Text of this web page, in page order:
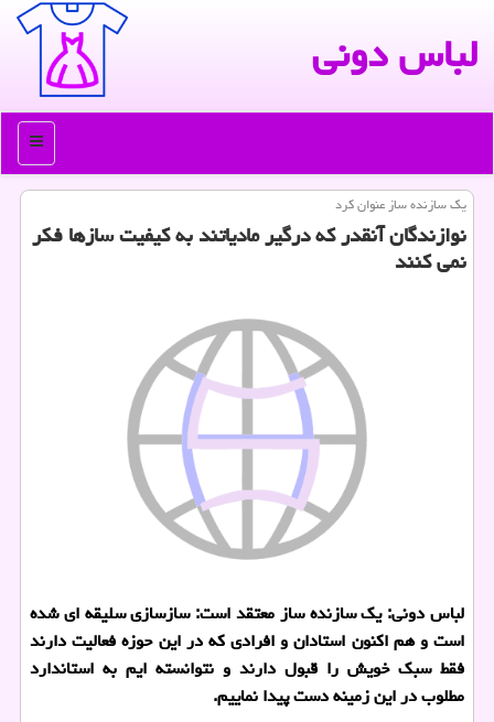
لباس دونی
منو
یك سازنده ساز عنوان كرد
نوازندگان آنقدر كه درگیر مادیاتند به كیفیت سازها فكر
نمی كنند
لباس دونی: یك سازنده ساز معتقد است: سازسازی سلیقه ای شده
است و هم اكنون استادان و افرادی كه در این حوزه فعالیت دارند
فقط سبك خویش را قبول دارند و نتوانسته ایم به استاندارد
مطلوب در این زمینه دست پیدا نماییم.